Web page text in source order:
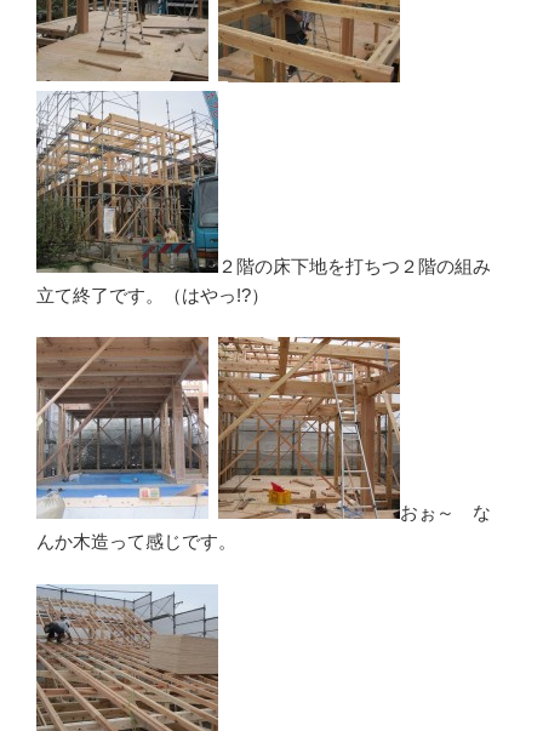
２階の床下地を打ちつ２階の組み
立て終了です。（はやっ!?）
おぉ～ な
んか木造って感じです。